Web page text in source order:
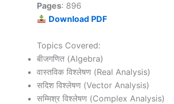
Pages: 896
Download PDF
Topics Covered:
बीजगणित (Algebra)
वास्तविक विश्लेषण (Real Analysis)
सदिश विश्लेषण (Vector Analysis)
सम्मिश्र विश्लेषण (Complex Analysis)